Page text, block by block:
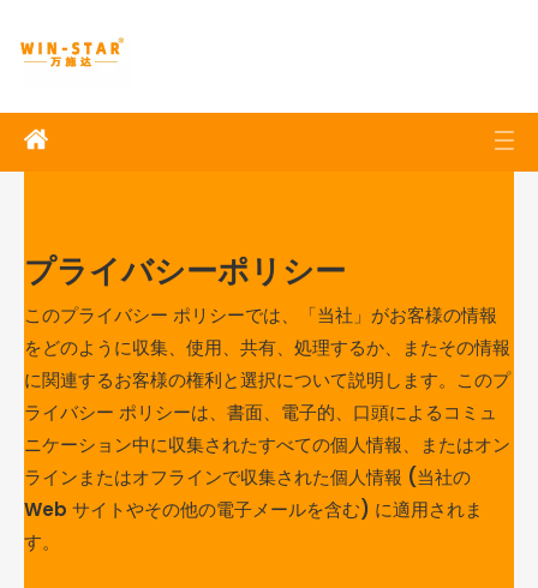
プライバシーポリシー
このプライバシー ポリシーでは、「当社」がお客様の情報
をどのように収集、使用、共有、処理するか、またその情報
に関連するお客様の権利と選択について説明します。このプ
ライバシー ポリシーは、書面、電子的、口頭によるコミュ
ニケーション中に収集されたすべての個人情報、またはオン
ラインまたはオフラインで収集された個人情報 (当社の
Web サイトやその他の電子メールを含む) に適用されま
す。